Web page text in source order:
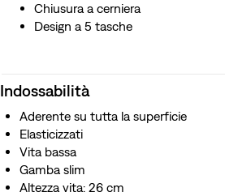
Chiusura a cerniera
Design a 5 tasche
Indossabilità
Aderente su tutta la superficie
Elasticizzati
Vita bassa
Gamba slim
Altezza vita: 26 cm